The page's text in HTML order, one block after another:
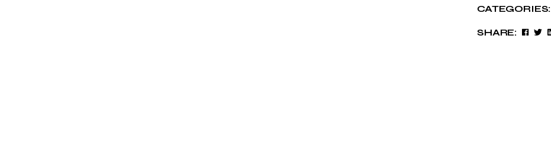
CATEGORIES:
SHARE: